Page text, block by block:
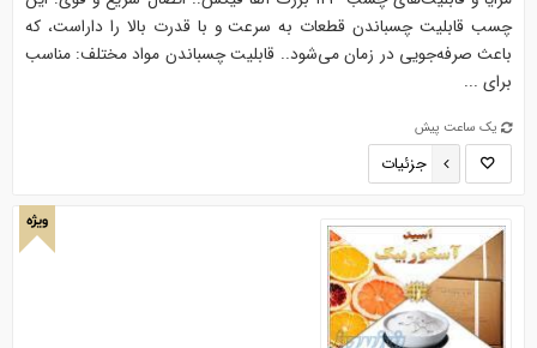
چسب قابلیت چسباندن قطعات به سرعت و با قدرت بالا را داراست، که
باعث صرفه‌جویی در زمان می‌شود.. قابلیت چسباندن مواد مختلف: مناسب
برای ...
یک ساعت پیش
جزئیات
ویژه